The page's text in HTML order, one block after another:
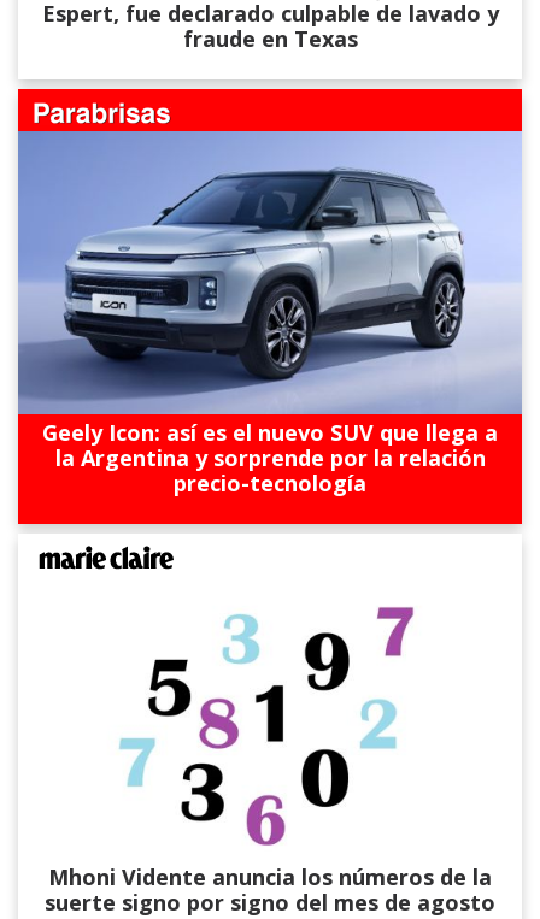
Espert, fue declarado culpable de lavado y
fraude en Texas
Geely Icon: así es el nuevo SUV que llega a
la Argentina y sorprende por la relación
precio-tecnología
Mhoni Vidente anuncia los números de la
suerte signo por signo del mes de agosto